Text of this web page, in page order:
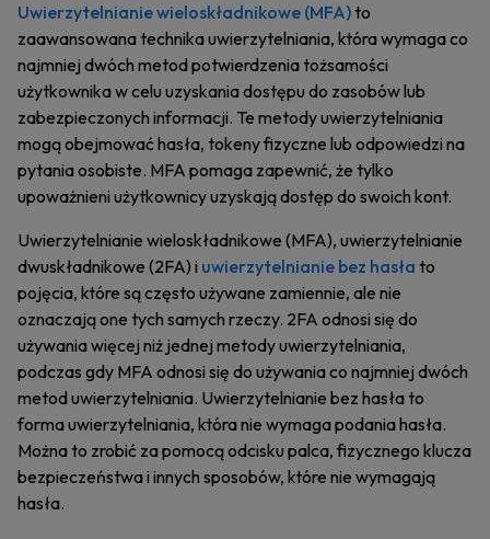
Uwierzytelnianie wieloskładnikowe (MFA)to
zaawansowana technika uwierzytelniania, która wymaga co
najmniej dwóch metod potwierdzenia tożsamości
użytkownika w celu uzyskania dostępu do zasobów lub
zabezpieczonych informacji. Te metody uwierzytelniania
mogą obejmować hasła, tokeny fizyczne lub odpowiedzi na
pytania osobiste. MFA pomaga zapewnić, że tylko
upoważnieni użytkownicy uzyskają dostęp do swoich kont.
Uwierzytelnianie wieloskładnikowe (MFA), uwierzytelnianie
dwuskładnikowe (2FA) i uwierzytelnianie bez hasła to
pojęcia, które są często używane zamiennie, ale nie
oznaczają one tych samych rzeczy. 2FA odnosi się do
używania więcej niż jednej metody uwierzytelniania,
podczas gdy MFA odnosi się do używania co najmniej dwóch
metod uwierzytelniania. Uwierzytelnianie bez hasła to
forma uwierzytelniania, która nie wymaga podania hasła.
Można to zrobić za pomocą odcisku palca, fizycznego klucza
bezpieczeństwa i innych sposobów, które nie wymagają
hasła.